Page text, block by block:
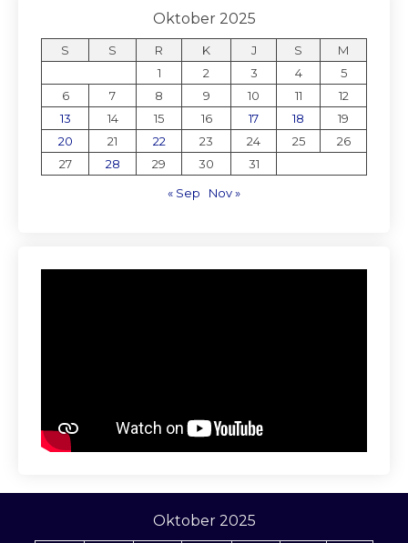
Oktober 2025
S S R K J S
M
1
2 3 4
5
6
7 8 9 10 11
12
13
14 15 16 17 18
19
20
21 22 23 24 25
26
27
28 29 30
31
« Sep
Nov »
Oktober 2025